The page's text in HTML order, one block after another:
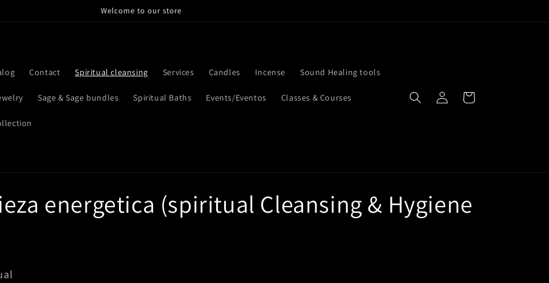
Welcome to our store
Contact Spiritual cleansing Services Candles Incense Sound Healing tools
Sage & Sage bundles Spiritual Baths Events/Eventos Classes & Courses
Iniciar
sesión
Carrito
energetica (spiritual Cleansing & Hygiene